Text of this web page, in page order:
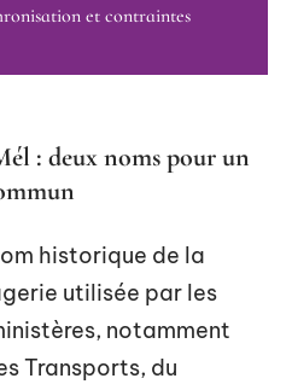
et contraintes
: deux noms pour un
historique de la
utilisée par les
notamment
Transports, du